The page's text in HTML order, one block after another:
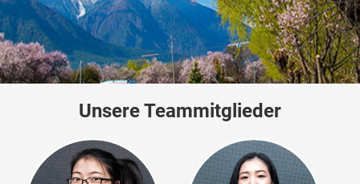
Unsere Teammitglieder